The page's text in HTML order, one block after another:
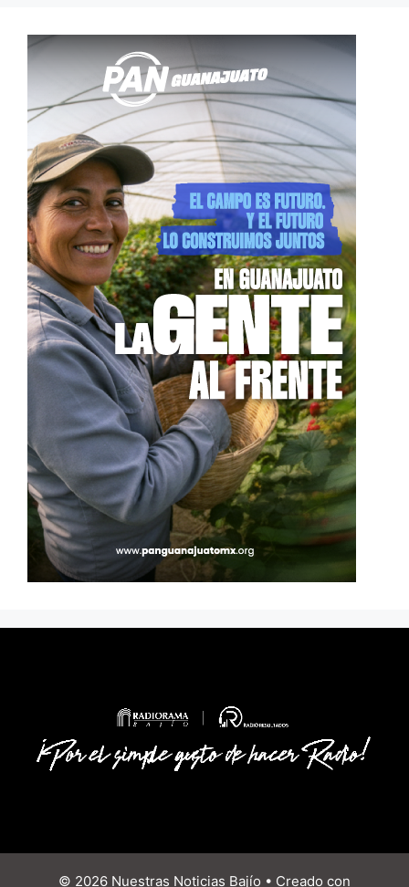
© 2026 Nuestras Noticias Bajío • Creado con